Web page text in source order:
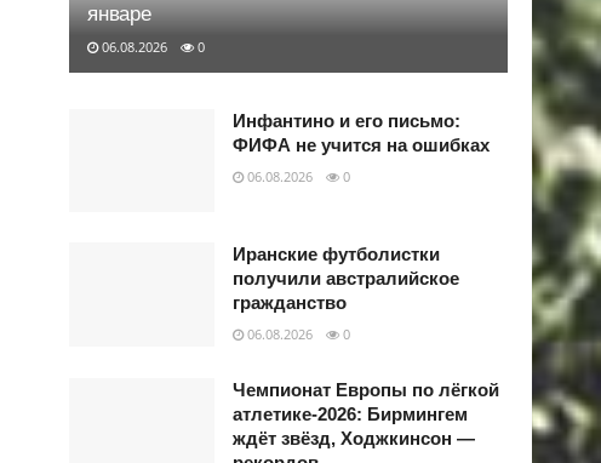
январе
06.08.2026 0
Инфантино и его письмо:
ФИФА не учится на ошибках
06.08.2026 0
Иранские футболистки
получили австралийское
гражданство
06.08.2026 0
Чемпионат Европы по лёгкой
атлетике-2026: Бирмингем
ждёт звёзд, Ходжкинсон —